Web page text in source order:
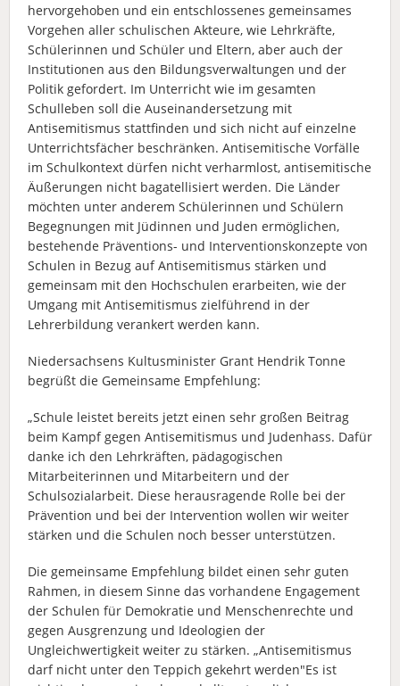
hervorgehoben und ein entschlossenes gemeinsames
Vorgehen aller schulischen Akteure, wie Lehrkräfte,
Schülerinnen und Schüler und Eltern, aber auch der
Institutionen aus den Bildungsverwaltungen und der
Politik gefordert. Im Unterricht wie im gesamten
Schulleben soll die Auseinandersetzung mit
Antisemitismus stattfinden und sich nicht auf einzelne
Unterrichtsfächer beschränken. Antisemitische Vorfälle
im Schulkontext dürfen nicht verharmlost, antisemitische
Äußerungen nicht bagatellisiert werden. Die Länder
möchten unter anderem Schülerinnen und Schülern
Begegnungen mit Jüdinnen und Juden ermöglichen,
bestehende Präventions- und Interventionskonzepte von
Schulen in Bezug auf Antisemitismus stärken und
gemeinsam mit den Hochschulen erarbeiten, wie der
Umgang mit Antisemitismus zielführend in der
Lehrerbildung verankert werden kann.
Niedersachsens Kultusminister Grant Hendrik Tonne
begrüßt die Gemeinsame Empfehlung:
„Schule leistet bereits jetzt einen sehr großen Beitrag
beim Kampf gegen Antisemitismus und Judenhass. Dafür
danke ich den Lehrkräften, pädagogischen
Mitarbeiterinnen und Mitarbeitern und der
Schulsozialarbeit. Diese herausragende Rolle bei der
Prävention und bei der Intervention wollen wir weiter
stärken und die Schulen noch besser unterstützen.
Die gemeinsame Empfehlung bildet einen sehr guten
Rahmen, in diesem Sinne das vorhandene Engagement
der Schulen für Demokratie und Menschenrechte und
gegen Ausgrenzung und Ideologien der
Ungleichwertigkeit weiter zu stärken. „Antisemitismus
darf nicht unter den Teppich gekehrt werden"Es ist